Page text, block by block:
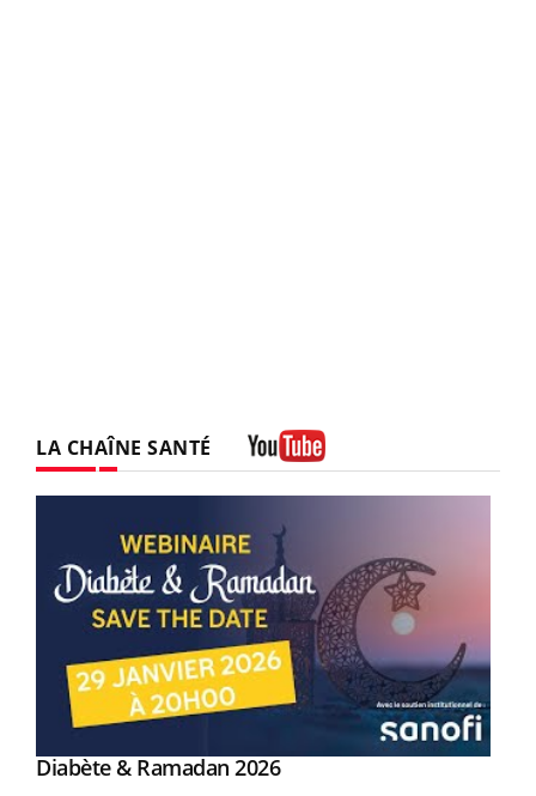
LA CHAÎNE SANTÉ
Youtube
Diabète & Ramadan 2026Youtube